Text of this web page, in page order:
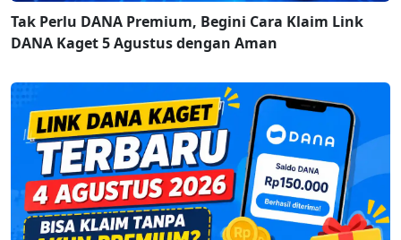
Tak Perlu DANA Premium, Begini Cara Klaim Link
DANA Kaget 5 Agustus dengan Aman